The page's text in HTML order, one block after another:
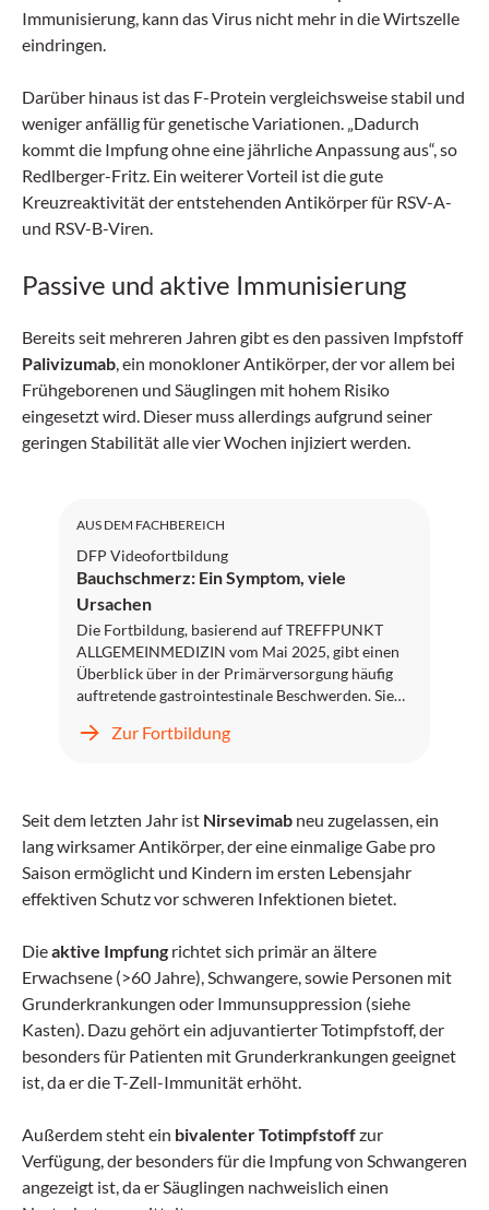
Immunisierung, kann das Virus nicht mehr in die Wirtszelle
eindringen.
Darüber hinaus ist das F-Protein vergleichsweise stabil und
weniger anfällig für genetische Variationen. „Dadurch
kommt die Impfung ohne eine jährliche Anpassung aus“, so
Redlberger-Fritz. Ein weiterer Vorteil ist die gute
Kreuzreaktivität der entstehenden Antikörper für RSV-A-
und RSV-B-Viren.
Passive und aktive Immunisierung
Bereits seit mehreren Jahren gibt es den passiven Impfstoff
Palivizumab, ein monokloner Antikörper, der vor allem bei
Frühgeborenen und Säuglingen mit hohem Risiko
eingesetzt wird. Dieser muss allerdings aufgrund seiner
geringen Stabilität alle vier Wochen injiziert werden.
AUS DEM FACHBEREICH
DFP Videofortbildung
Bauchschmerz: Ein Symptom, viele
Ursachen
Die Fortbildung, basierend auf TREFFPUNKT
ALLGEMEINMEDIZIN vom Mai 2025, gibt einen
Überblick über in der Primärversorgung häufig
auftretende gastrointestinale Beschwerden. Sie
unspezifischen Bauchschmerzen angewendet
medikamentös bedingten Symptomen
umgegangen wird. Zudem wird aufgezeigt,
worauf im diagnostischen und therapeutischen
Alltag zu achten ist und wie eine zielgerichtete
Zur Fortbildung
Seit dem letzten Jahr ist Nirsevimab neu zugelassen, ein
lang wirksamer Antikörper, der eine einmalige Gabe pro
Saison ermöglicht und Kindern im ersten Lebensjahr
effektiven Schutz vor schweren Infektionen bietet.
Dieaktive Impfung richtet sich primär an ältere
Erwachsene (>60 Jahre), Schwangere, sowie Personen mit
Grunderkrankungen oder Immunsuppression (siehe
Kasten). Dazu gehört ein adjuvantierter Totimpfstoff, der
besonders für Patienten mit Grunderkrankungen geeignet
ist, da er die T-Zell-Immunität erhöht.
Außerdem steht ein bivalenter Totimpfstoffzur
Verfügung, der besonders für die Impfung von Schwangeren
angezeigt ist, da er Säuglingen nachweislich einen